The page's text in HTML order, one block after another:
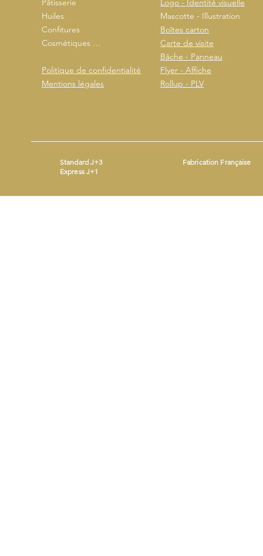
Pâtisserie
Huiles
Confitures
Cosmétiques …
Politique de confidentialité
Mentions légales
Logo - Identité visuelle
Mascotte - Illustration
Boîtes carton
Carte de visite
Bâche - Panneau
Flyer - Affiche
Rollup - PLV
Standard J+3
Express J+1
Fabrication Française